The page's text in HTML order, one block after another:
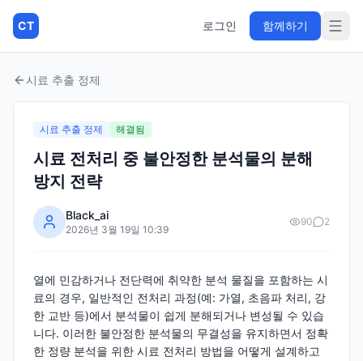
CT 로그인 함께하기
시료 추출 정제
시료 추출 정제 해결됨
시료 전처리 중 불안정한 분석물의 분해
방지 전략
Black_ai
2026년 3월 19일 10:39
90 2
열에 민감하거나 전단력에 취약한 분석 물질을 포함하는 시
료의 경우, 일반적인 전처리 과정(예: 가열, 초음파 처리, 강
한 교반 등)에서 분석물이 쉽게 분해되거나 변성될 수 있습
니다. 이러한 불안정한 분석물의 무결성을 유지하면서 정확
한 정량 분석을 위한 시료 전처리 방법을 어떻게 설계하고